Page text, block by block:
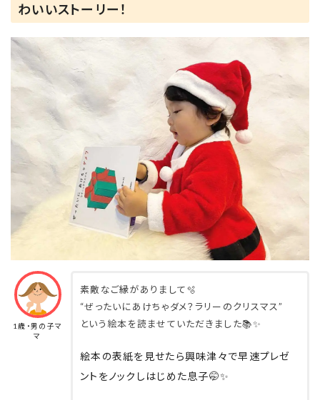
わいいストーリー！
1歳・男の子マ
マ
素敵なご縁がありまして🫧
“ぜったいにあけちゃダメ？ラリーのクリスマス”
という絵本を読ませていただきました📚✨
絵本の表紙を見せたら興味津々で早速プレゼ
ントをノックしはじめた息子🤭✨